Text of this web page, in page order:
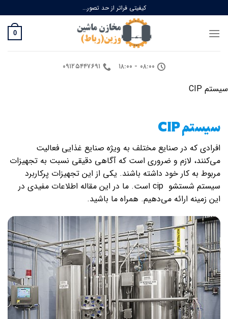
to
content
کیفیتی فراتر از حد تصور...
0
۰۸:۰۰ - ۱۸:۰۰ ۰۹۱۲۵۴۴۷۶۹۱
سیستم CIP
سیستم CIP
افرادی که در صنایع مختلف به ویژه صنایع غذایی فعالیت
می‌کنند، لازم و ضروری است که آگاهی دقیقی نسبت به تجهیزات
مربوط به کار خود داشته باشند. یکی از این تجهیزات پرکاربرد
سیستم شستشو cip است. ما در این مقاله اطلاعات مفیدی در
این زمینه ارائه می‌دهیم. همراه ما باشید.